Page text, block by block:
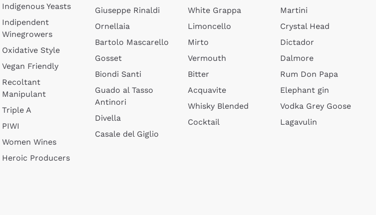
Indigenous Yeasts
Indipendent
Winegrowers
Oxidative Style
Vegan Friendly
Recoltant
Manipulant
Triple A
PIWI
Women Wines
Heroic Producers
Giuseppe Rinaldi
Ornellaia
Bartolo Mascarello
Gosset
Biondi Santi
Guado al Tasso
Antinori
Divella
Casale del Giglio
White Grappa
Limoncello
Mirto
Vermouth
Bitter
Acquavite
Whisky Blended
Cocktail
Martini
Crystal Head
Dictador
Dalmore
Rum Don Papa
Elephant gin
Vodka Grey Goose
Lagavulin